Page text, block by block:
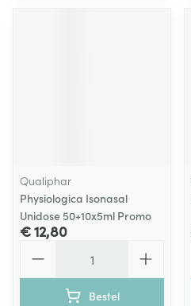
Qualiphar
Physiologica Isonasal
Unidose 50+10x5ml Promo
€ 12,80
Bestel